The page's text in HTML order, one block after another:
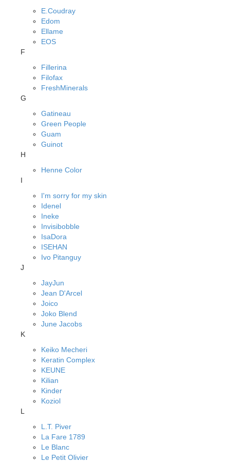
E.Coudray
Edom
Ellame
EOS
F
Fillerina
Filofax
FreshMinerals
G
Gatineau
Green People
Guam
Guinot
H
Henne Color
I
I'm sorry for my skin
Idenel
Ineke
Invisibobble
IsaDora
ISEHAN
Ivo Pitanguy
J
JayJun
Jean D'Arcel
Joico
Joko Blend
June Jacobs
K
Keiko Mecheri
Keratin Complex
KEUNE
Kilian
Kinder
Koziol
L
L.T. Piver
La Fare 1789
Le Blanc
Le Petit Olivier